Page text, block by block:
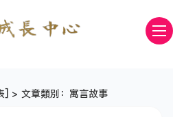
] > 文章類別：寓言故事